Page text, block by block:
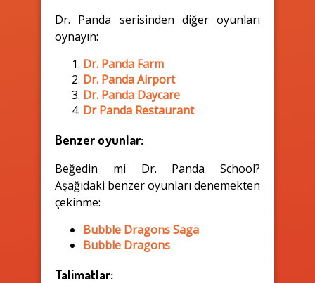
Dr. Panda serisinden diğer oyunları
oynayın:
Dr. Panda Farm
Dr. Panda Airport
Dr. Panda Daycare
Dr Panda Restaurant
Benzer oyunlar:
Beğedin mi Dr. Panda School?
Aşağıdaki benzer oyunları denemekten
çekinme:
Bubble Dragons Saga
Bubble Dragons
Talimatlar: